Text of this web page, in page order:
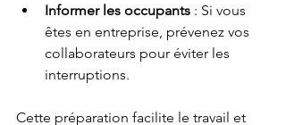
Informer les occupants : Si vous
êtes en entreprise, prévenez vos
collaborateurs pour éviter les
interruptions.
Cette préparation facilite le travail et